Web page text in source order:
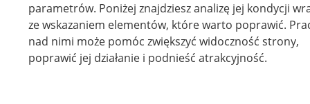
parametrów. Poniżej znajdziesz analizę jej kondycji
ze wskazaniem elementów, które warto poprawić.
nad nimi może pomóc zwiększyć widoczność strony,
poprawić jej działanie i podnieść atrakcyjność.